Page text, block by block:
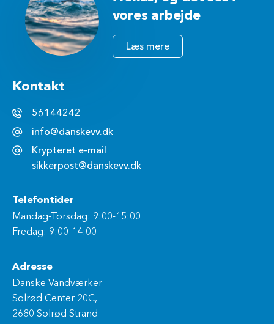
vores arbejde
Læs mere
Kontakt
56144242
info@danskevv.dk
Krypteret e-mail
sikkerpost@danskevv.dk
Telefontider
Mandag-Torsdag: 9:00-15:00
Fredag: 9:00-14:00
Adresse
Danske Vandværker
Solrød Center 20C,
2680 Solrød Strand